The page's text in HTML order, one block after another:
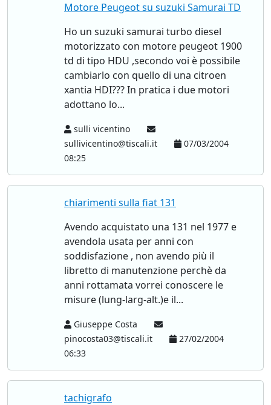
Motore Peugeot su suzuki Samurai TD
Ho un suzuki samurai turbo diesel
motorizzato con motore peugeot 1900
td di tipo HDU ,secondo voi è possibile
cambiarlo con quello di una citroen
xantia HDI??? In pratica i due motori
adottano lo...
sulli vicentino
sullivicentino@tiscali.it
07/03/2004
08:25
chiarimenti sulla fiat 131
Avendo acquistato una 131 nel 1977 e
avendola usata per anni con
soddisfazione , non avendo più il
libretto di manutenzione perchè da
anni rottamata vorrei conoscere le
misure (lung-larg-alt.)e il...
Giuseppe Costa
pinocosta03@tiscali.it
27/02/2004
06:33
tachigrafo